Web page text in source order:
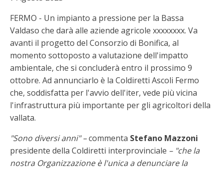
FERMO - Un impianto a pressione per la Bassa
Valdaso che darà alle aziende agricole xxxxxxxx. Va
avanti il progetto del Consorzio di Bonifica, al
momento sottoposto a valutazione dell'impatto
ambientale, che si concluderà entro il prossimo 9
ottobre. Ad annunciarlo è la Coldiretti Ascoli Fermo
che, soddisfatta per l'avvio dell'iter, vede più vicina
l'infrastruttura più importante per gli agricoltori della
vallata.
"Sono diversi anni" –commenta Stefano Mazzoni
presidente della Coldiretti interprovinciale – "che la
nostra Organizzazione è l'unica a denunciare la